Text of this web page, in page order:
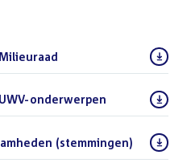
onderwerpen
(stemmingen)